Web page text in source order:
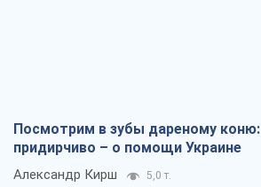
Посмотрим в зубы дареному коню:
придирчиво – о помощи Украине
Александр Кирш 5,0 т.